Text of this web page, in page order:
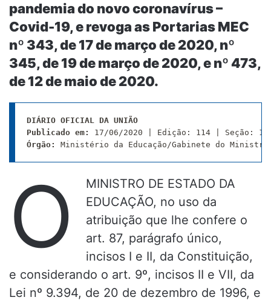
pandemia do novo coronavírus –
Covid-19, e revoga as Portarias MEC
nº 343, de 17 de março de 2020, nº
345, de 19 de março de 2020, e nº 473,
de 12 de maio de 2020.
DIÁRIO OFICIAL DA UNIÃO
Publicado em:
Órgão:
Ministério da Educação/Gabinete do Ministro
O
MINISTRO DE ESTADO DA
EDUCAÇÃO, no uso da
atribuição que lhe confere o
art. 87, parágrafo único,
incisos I e II, da Constituição,
e considerando o art. 9º, incisos II e VII, da
Lei nº 9.394, de 20 de dezembro de 1996, e